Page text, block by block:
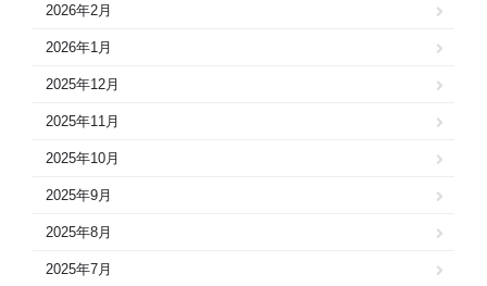
2026年2月
2026年1月
2025年12月
2025年11月
2025年10月
2025年9月
2025年8月
2025年7月